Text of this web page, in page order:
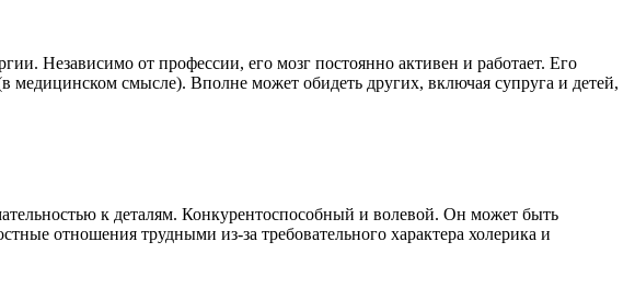
Независимо от профессии, его мозг постоянно активен и работает. Его
медицинском смысле). Вполне может обидеть других, включая супруга и детей,
к деталям. Конкурентоспособный и волевой. Он может быть
отношения трудными из-за требовательного характера холерика и